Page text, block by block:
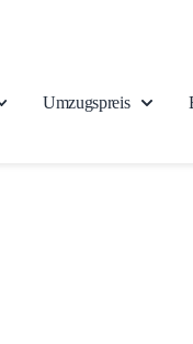
Umzugspreis